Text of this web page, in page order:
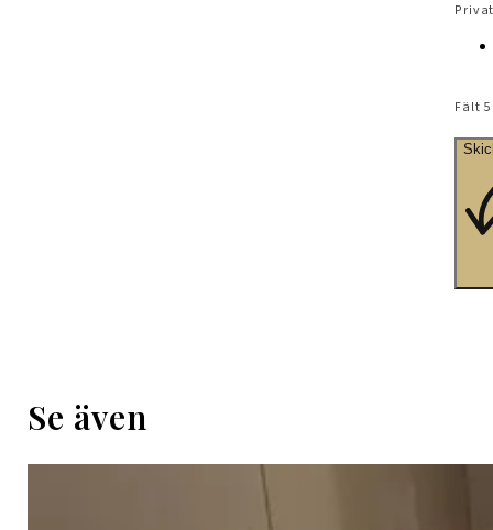
Fält
Se även